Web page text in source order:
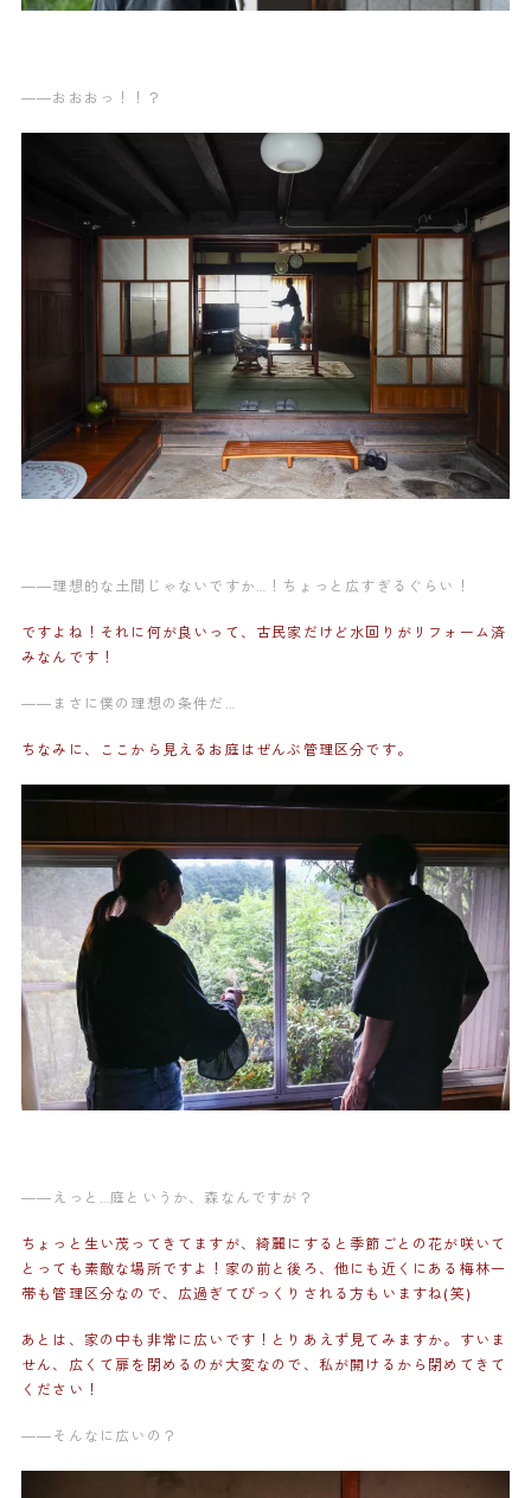
——おおおっ！！？
——理想的な土間じゃないですか…！ちょっと広すぎるぐらい！
ですよね！それに何が良いって、古民家だけど水回りがリフォーム済
みなんです！
——まさに僕の理想の条件だ…
ちなみに、ここから見えるお庭はぜんぶ管理区分です。
——えっと…庭というか、森なんですが？
ちょっと生い茂ってきてますが、綺麗にすると季節ごとの花が咲いて
とっても素敵な場所ですよ！家の前と後ろ、他にも近くにある梅林一
帯も管理区分なので、広過ぎてびっくりされる方もいますね(笑)
あとは、家の中も非常に広いです！とりあえず見てみますか。すいま
せん、広くて扉を閉めるのが大変なので、私が開けるから閉めてきて
ください！
——そんなに広いの？